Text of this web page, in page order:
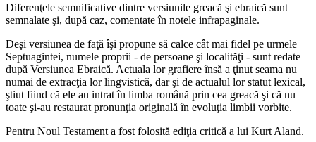
Diferenţele semnificative dintre versiunile greacă şi ebraică sunt
semnalate şi, după caz, comentate în notele infrapaginale.
Deşi versiunea de faţă îşi propune să calce cât mai fidel pe urmele
Septuagintei, numele proprii - de persoane şi localităţi - sunt redate
după Versiunea Ebraică. Actuala lor grafiere însă a ţinut seama nu
numai de extracţia lor lingvistică, dar şi de actualul lor statut lexical,
ştiut fiind că ele au intrat în limba română prin cea greacă şi că nu
toate şi-au restaurat pronunţia originală în evoluţia limbii vorbite.
Pentru Noul Testament a fost folosită ediţia critică a lui Kurt Aland.